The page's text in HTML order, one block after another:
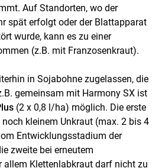
Auf Standorten, wo der
spät erfolgt oder der Blattapparat
wurde, kann es zu einer
(z.B. mit Franzosenkraut).
in Sojabohne zugelassen, die
gemeinsam mit Harmony SX ist
(2 x 0,8 l/ha) möglich. Die erste
kleinem Unkraut (max. 2 bis 4
Entwicklungsstadium der
zweite bei erneutem
allem Klettenlabkraut darf nicht zu